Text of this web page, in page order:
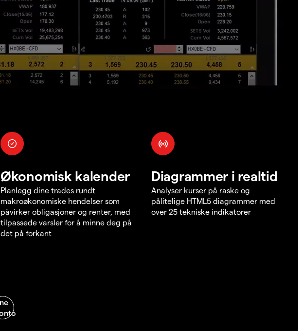
Økonomisk kalender
Planlegg dine trades rundt
makroøkonomiske hendelser som
påvirker obligasjoner og renter, med
tilpassede varsler for å minne deg på
det på forkant
Diagrammer i realtid
Analyser kurser på raske og
pålitelige HTML5 diagrammer med
over 25 tekniske indikatorer